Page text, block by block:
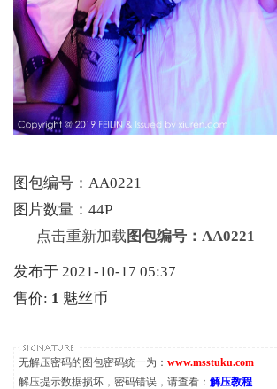
图包编号：AA0221
图片数量：44P
点击重新加载 图包编号：AA0221
发布于 2021-10-17 05:37
售价: 1 魅丝币
无解压密码的图包密码统一为： www.msstuku.com
解压提示数据损坏，密码错误，请查看： 解压教程